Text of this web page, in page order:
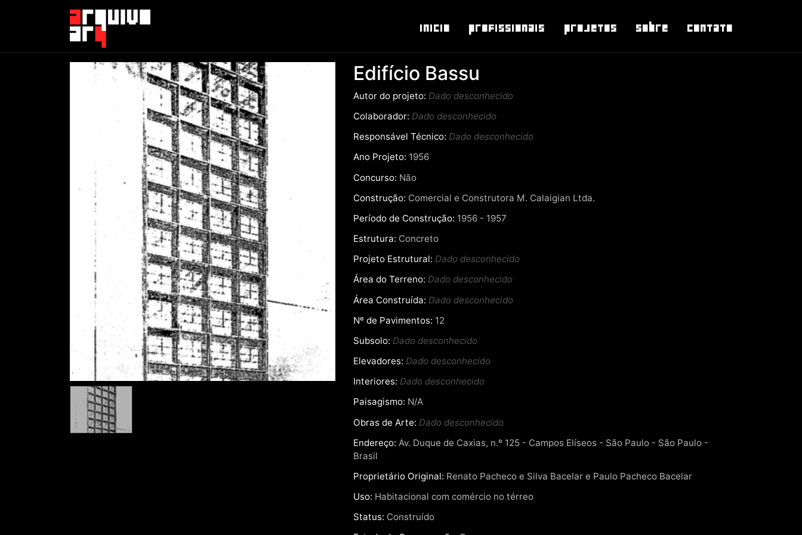
Inicio Profissionais Projetos Sobre Contato
Edifício Bassu
Autor do projeto: Dado desconhecido
Colaborador: Dado desconhecido
Responsável Técnico: Dado desconhecido
Ano Projeto: 1956
Concurso: Não
Construção: Comercial e Construtora M. Calaigian Ltda.
Período de Construção: 1956 - 1957
Estrutura: Concreto
Projeto Estrutural: Dado desconhecido
Área do Terreno: Dado desconhecido
Área Construída: Dado desconhecido
Nº de Pavimentos: 12
Subsolo: Dado desconhecido
Elevadores: Dado desconhecido
Interiores: Dado desconhecido
Paisagismo: N/A
Obras de Arte: Dado desconhecido
Endereço: Av. Duque de Caxias, n.º 125 - Campos Elíseos - São Paulo - São Paulo -
Brasil
Proprietário Original: Renato Pacheco e Silva Bacelar e Paulo Pacheco Bacelar
Uso: Habitacional com comércio no térreo
Status: Construído